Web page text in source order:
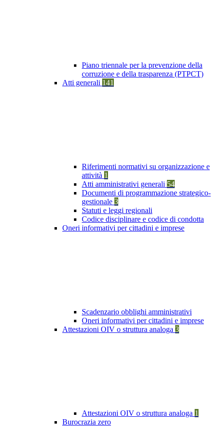
Piano triennale per la prevenzione della
corruzione e della trasparenza (PTPCT)
Atti generali 141
Riferimenti normativi su organizzazione e
attività 1
Atti amministrativi generali 54
Documenti di programmazione strategico-
gestionale 3
Statuti e leggi regionali
Codice disciplinare e codice di condotta
Oneri informativi per cittadini e imprese
Scadenzario obblighi amministrativi
Oneri informativi per cittadini e imprese
Attestazioni OIV o struttura analoga 3
Attestazioni OIV o struttura analoga 1
Burocrazia zero